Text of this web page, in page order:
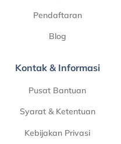
Pendaftaran
Blog
Kontak & Informasi
Pusat Bantuan
Syarat & Ketentuan
Kebijakan Privasi